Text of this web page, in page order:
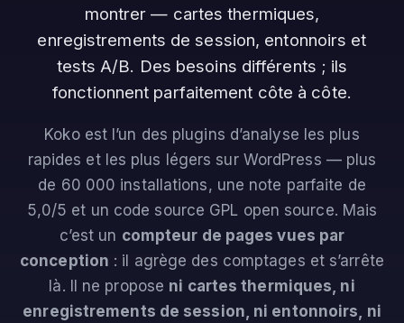
montrer — cartes thermiques,
enregistrements de session, entonnoirs et
tests A/B. Des besoins différents ; ils
fonctionnent parfaitement côte à côte.
Koko est l’un des plugins d’analyse les plus
rapides et les plus légers sur WordPress — plus
de 60 000 installations, une note parfaite de
5,0/5 et un code source GPL open source. Mais
c’est un compteur de pages vues par
conception : il agrège des comptages et s’arrête
là. Il ne propose ni cartes thermiques, ni
enregistrements de session, ni entonnoirs, ni